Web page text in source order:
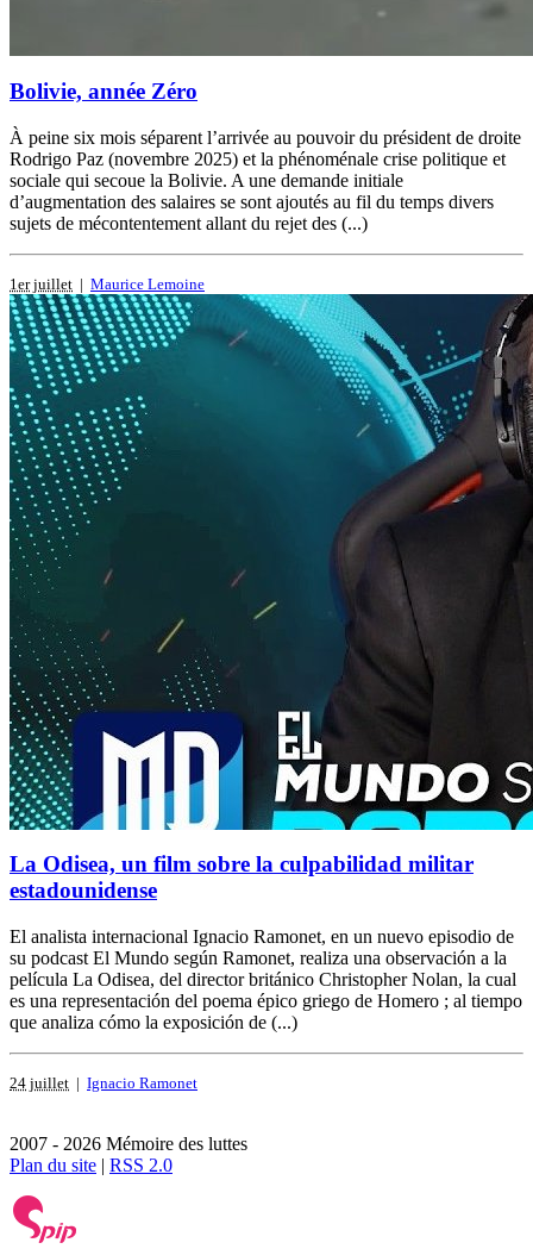
Bolivie, année Zéro
À peine six mois séparent l’arrivée au pouvoir du président de droite
Rodrigo Paz (novembre 2025) et la phénoménale crise politique et
sociale qui secoue la Bolivie. A une demande initiale
d’augmentation des salaires se sont ajoutés au fil du temps divers
sujets de mécontentement allant du rejet des (...)
1er juillet | Maurice Lemoine
La Odisea, un film sobre la culpabilidad militar
estadounidense
El analista internacional Ignacio Ramonet, en un nuevo episodio de
su podcast El Mundo según Ramonet, realiza una observación a la
película La Odisea, del director británico Christopher Nolan, la cual
es una representación del poema épico griego de Homero ; al tiempo
que analiza cómo la exposición de (...)
24 juillet | Ignacio Ramonet
2007 - 2026 Mémoire des luttes
Plan du site | RSS 2.0